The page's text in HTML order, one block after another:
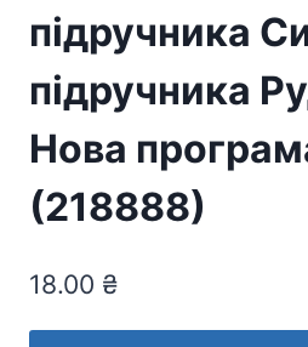
підручника
підручника
Нова
(218888)
18.00 ₴